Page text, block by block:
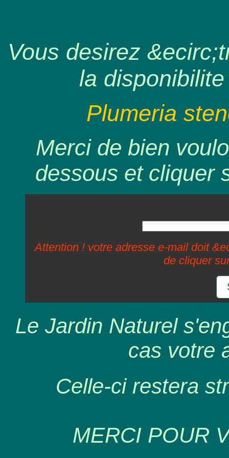
Vous desirez
la
Plumeria
Merci de bien
dessous et cliquer
Attention ! votre adresse e-mail doit
de cliquer
Le Jardin Naturel
cas votre
Celle-ci restera
MERCI POUR